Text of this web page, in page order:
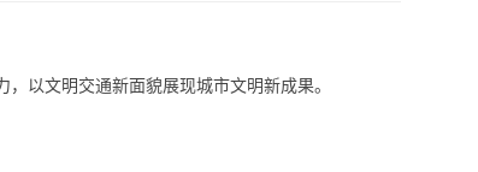
以文明交通新面貌展现城市文明新成果。